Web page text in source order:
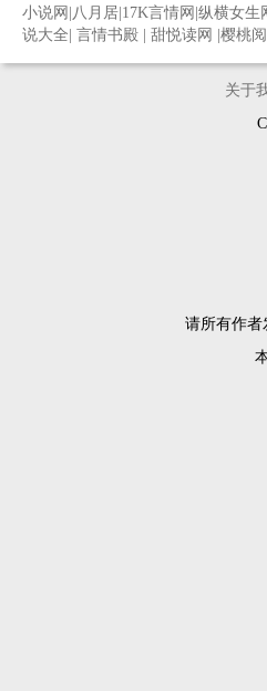
小说网 八月居 17K言情网 纵横女生
说大全 言情书殿 甜悦读网 樱桃
关于
请所有作者